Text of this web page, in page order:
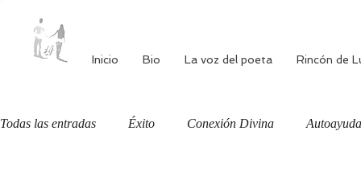
Inicio Bio La voz del poeta Rincón de
Todas las entradas Éxito Conexión Divina Autoayuda